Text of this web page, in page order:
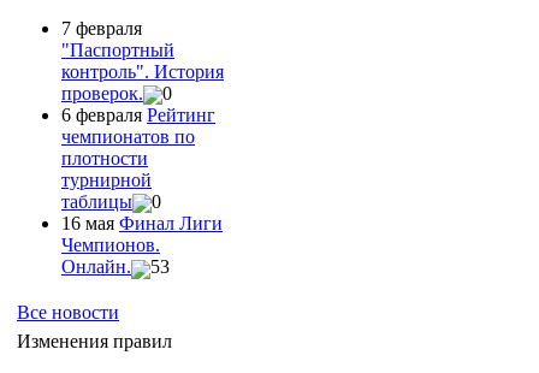
7 февраля
"Паспортный
контроль". История
проверок.
0
6 февраля Рейтинг
чемпионатов по
плотности
турнирной
таблицы
0
16 мая Финал Лиги
Чемпионов.
Онлайн.
53
Все новости
Изменения правил